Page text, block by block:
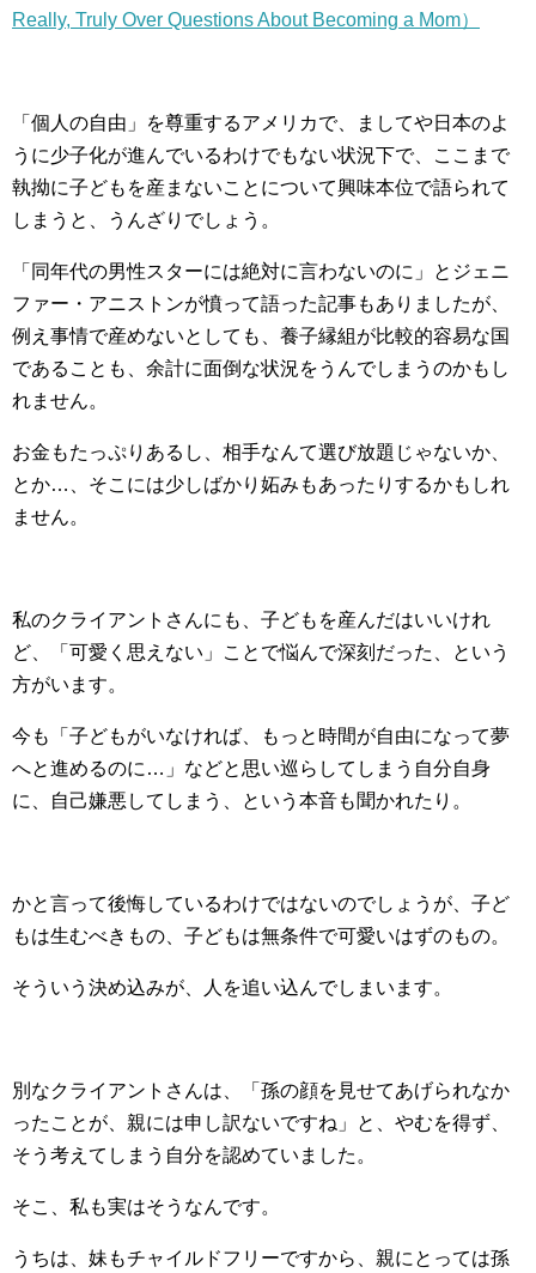
Really, Truly Over Questions About Becoming a Mom）
「個人の自由」を尊重するアメリカで、ましてや日本のよ
うに少子化が進んでいるわけでもない状況下で、ここまで
執拗に子どもを産まないことについて興味本位で語られて
しまうと、うんざりでしょう。
「同年代の男性スターには絶対に言わないのに」とジェニ
ファー・アニストンが憤って語った記事もありましたが、
例え事情で産めないとしても、養子縁組が比較的容易な国
であることも、余計に面倒な状況をうんでしまうのかもし
れません。
お金もたっぷりあるし、相手なんて選び放題じゃないか、
とか…、そこには少しばかり妬みもあったりするかもしれ
ません。
私のクライアントさんにも、子どもを産んだはいいけれ
ど、「可愛く思えない」ことで悩んで深刻だった、という
方がいます。
今も「子どもがいなければ、もっと時間が自由になって夢
へと進めるのに…」などと思い巡らしてしまう自分自身
に、自己嫌悪してしまう、という本音も聞かれたり。
かと言って後悔しているわけではないのでしょうが、子ど
もは生むべきもの、子どもは無条件で可愛いはずのもの。
そういう決め込みが、人を追い込んでしまいます。
別なクライアントさんは、「孫の顔を見せてあげられなか
ったことが、親には申し訳ないですね」と、やむを得ず、
そう考えてしまう自分を認めていました。
そこ、私も実はそうなんです。
うちは、妹もチャイルドフリーですから、親にとっては孫